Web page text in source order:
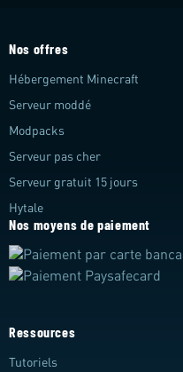
Nos offres
Hébergement Minecraft
Serveur moddé
Modpacks
Serveur pas cher
Serveur gratuit 15 jours
Hytale
Nos moyens de paiement
Ressources
Tutoriels